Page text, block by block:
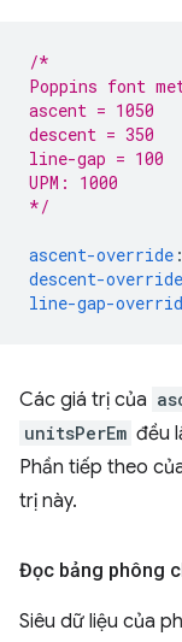
/*
Poppins font
ascent = 1050
descent = 350
line-gap = 100
UPM: 1000
*/
ascent-override :
descent-override
line-gap-
Các giá trị của
unitsPerEm đều
Phần tiếp theo
trị này.
Đọc bảng phông
Siêu dữ liệu của